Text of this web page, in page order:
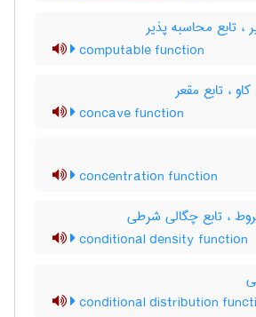
، تابع محاسبه پذیر
computable function
، تابع مقعر
concave function
concentration function
، تابع چگالی شرطی
conditional density function
conditional distribution